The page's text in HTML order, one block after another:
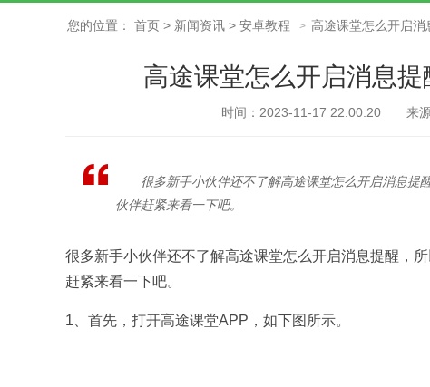
您的位置： 首页 > 新闻资讯 > 安卓教程 > 高途课堂怎么开启
高途课堂怎么开启消息
时间：2023-11-17 22:00:20 来
很多新手小伙伴还不了解高途课堂怎么开启消息提
伙伴赶紧来看一下吧。
很多新手小伙伴还不了解高途课堂怎么开启消息提醒，
赶紧来看一下吧。
1、首先，打开高途课堂APP，如下图所示。